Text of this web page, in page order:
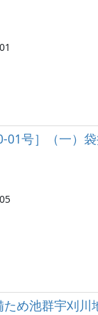
号］（一）
め池群宇刈